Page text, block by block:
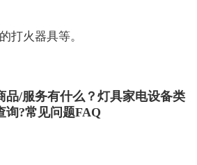
火器具等。
品/服务有什么？灯具家电设备类
询?常见问题FAQ